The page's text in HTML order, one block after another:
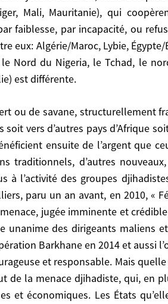
Mali, Mauritanie), qui
faiblesse, par incapacité, ou
eux: Algérie/Maroc, Lybie,
Nord du Nigeria, le Tchad, le
est différente.
vers d’autres pays d’Afrique
ensuite de l’argent que
traditionnels, d’autres
à l’activité des groupes
paru un an avant, en 2010, «
jugée imminente et
unanime des dirigeants maliens
Barkhane en 2014 et aussi
et responsable. Mais
de la menace djihadiste, qui, en
et économiques. Les États
bien sûr le Sahel : le sud
du Soudan. La question de la
d’autres pays d’Afrique soit,
de l’argent que ceux-ci
terroristes. On fait remonter
», décrivait déjà très bien la
de l’ensemble du Mali par
de Sécurité, à décider le
François Hollande a eu
Il est évident que la France
multiples frustrations
structurels. À
du G5 Sahel, les pays